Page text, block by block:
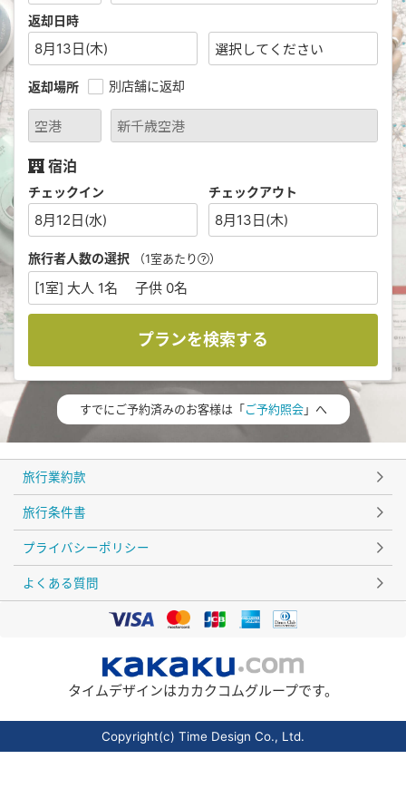
返却日時
8月13日(木)
返却場所 別店舗に返却
宿泊
チェックイン
8月12日(水)
チェックアウト
8月13日(木)
旅行者人数の選択 （1室あたり ）
[1室] 大人 1名 子供 0名
プランを検索する
すでにご予約済みのお客様は「ご予約照会」へ
旅行業約款
旅行条件書
プライバシーポリシー
よくある質問
タイムデザインはカカクコムグループです。
Copyright(c) Time Design Co., Ltd.